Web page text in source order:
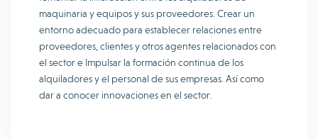
maquinaria y equipos y sus proveedores. Crear un
entorno adecuado para establecer relaciones entre
proveedores, clientes y otros agentes relacionados con
el sector e Impulsar la formación continua de los
alquiladores y el personal de sus empresas. Así como
dar a conocer innovaciones en el sector.